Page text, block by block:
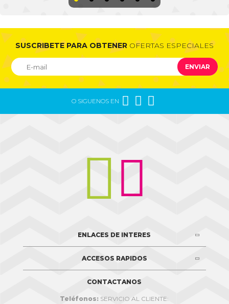
SUSCRIBETE PARA OBTENER OFERTAS ESPECIALES
ENVIAR
O SIGUENOS EN   

ENLACES DE INTERES
ACCESOS RAPIDOS
CONTACTANOS
Teléfonos: SERVICIO AL CLIENTE: